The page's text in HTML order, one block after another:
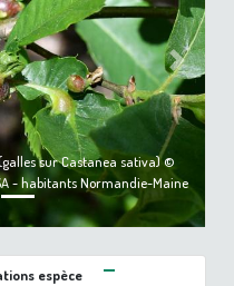
sur Castanea sativa) ©
- habitants Normandie-Maine
Next
espèce